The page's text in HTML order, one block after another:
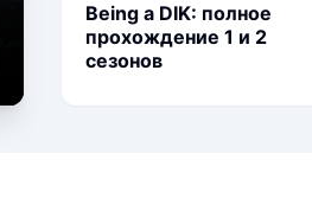
Being a DIK: полное
прохождение 1 и 2
сезонов